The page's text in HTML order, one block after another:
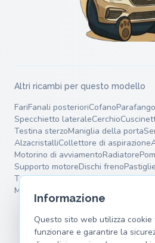
Altri ricambi per questo modello
FariFanali posterioriCofanoParafango
Specchietto lateraleCerchio
Testina sterzoManiglia della porta
AlzacristalliCollettore di aspirazione
Motorino di avviamentoRadiatore
Supporto motoreDischi freno
Tamburo frenoSilenziatore terminale
Molle
Informazione
Questo sito web utilizza
funzionare e garantire la